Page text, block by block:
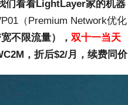
们看看LightLayer家的机器
（Premium Network优化
不限流量）， 双十一当天
，折后$2/月，续费同价